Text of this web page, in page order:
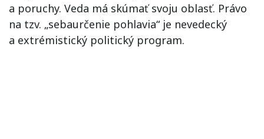
a poruchy. Veda má skúmať svoju oblasť. Právo
na tzv. „sebaurčenie pohlavia“ je nevedecký
a extrémistický politický program.